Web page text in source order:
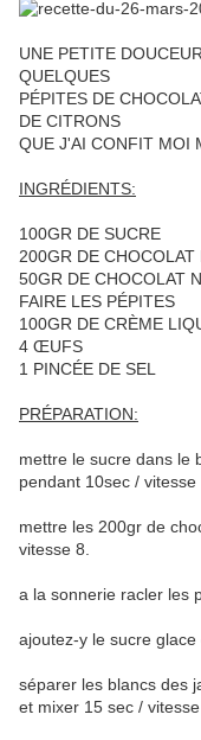
UNE PETITE
QUELQUES
PÉPITES DE
DE CITRONS
QUE J'AI CONFIT MOI
INGRÉDIENTS:
100GR DE SUCRE
200GR DE CHOCOLAT
50GR DE CHOCOLAT
FAIRE LES PÉPITES
100GR DE CRÈME
4 ŒUFS
1 PINCÉE DE SEL
PRÉPARATION:
mettre le sucre dans le
pendant 10sec /
mettre les 200gr de
vitesse 8.
a la sonnerie racler les
ajoutez-y le sucre glace
séparer les blancs des
et mixer 15 sec / vitesse